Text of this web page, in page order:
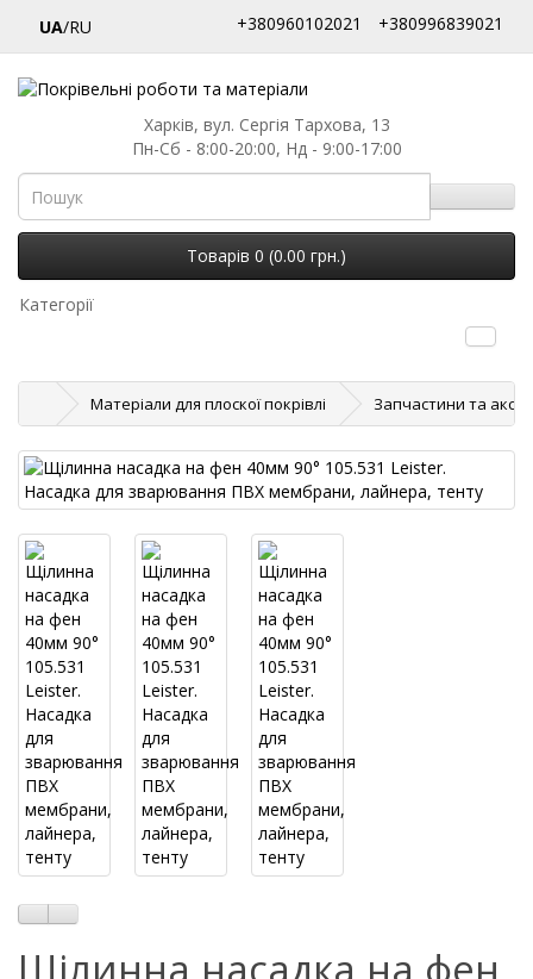
UA/RU +380960102021 +380996839021
Харків, вул. Сергія Тархова, 13
Пн-Сб - 8:00-20:00, Нд - 9:00-17:00
Товарів 0 (0.00 грн.)
Категорії
Матеріали для плоскої покрівлі Запчастини та